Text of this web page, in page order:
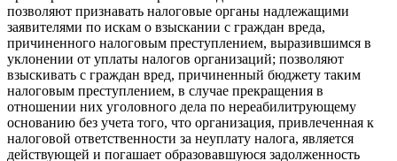
позволяют признавать налоговые органы надлежащими
заявителями по искам о взыскании с граждан вреда,
причиненного налоговым преступлением, выразившимся в
уклонении от уплаты налогов организаций; позволяют
взыскивать с граждан вред, причиненный бюджету таким
налоговым преступлением, в случае прекращения в
отношении них уголовного дела по нереабилитрующему
основанию без учета того, что организация, привлеченная к
налоговой ответственности за неуплату налога, является
действующей и погашает образовавшуюся задолженность